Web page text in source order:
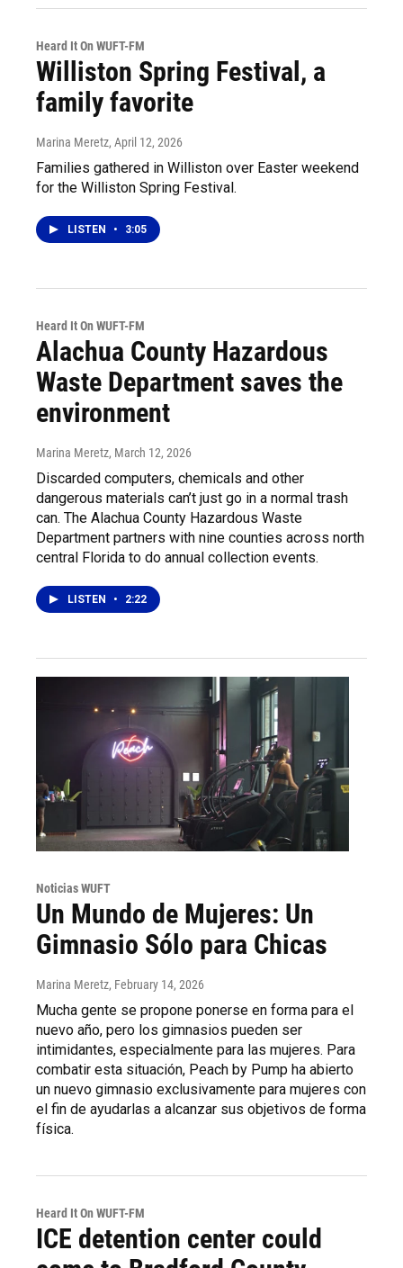
Heard It On WUFT-FM
Williston Spring Festival, a
family favorite
Marina Meretz, April 12, 2026
Families gathered in Williston over Easter weekend
for the Williston Spring Festival.
LISTEN • 3:05
Heard It On WUFT-FM
Alachua County Hazardous
Waste Department saves the
environment
Marina Meretz, March 12, 2026
Discarded computers, chemicals and other
dangerous materials can’t just go in a normal trash
can. The Alachua County Hazardous Waste
Department partners with nine counties across north
central Florida to do annual collection events.
LISTEN • 2:22
Noticias WUFT
Un Mundo de Mujeres: Un
Gimnasio Sólo para Chicas
Marina Meretz, February 14, 2026
Mucha gente se propone ponerse en forma para el
nuevo año, pero los gimnasios pueden ser
intimidantes, especialmente para las mujeres. Para
combatir esta situación, Peach by Pump ha abierto
un nuevo gimnasio exclusivamente para mujeres con
el fin de ayudarlas a alcanzar sus objetivos de forma
física.
Heard It On WUFT-FM
ICE detention center could